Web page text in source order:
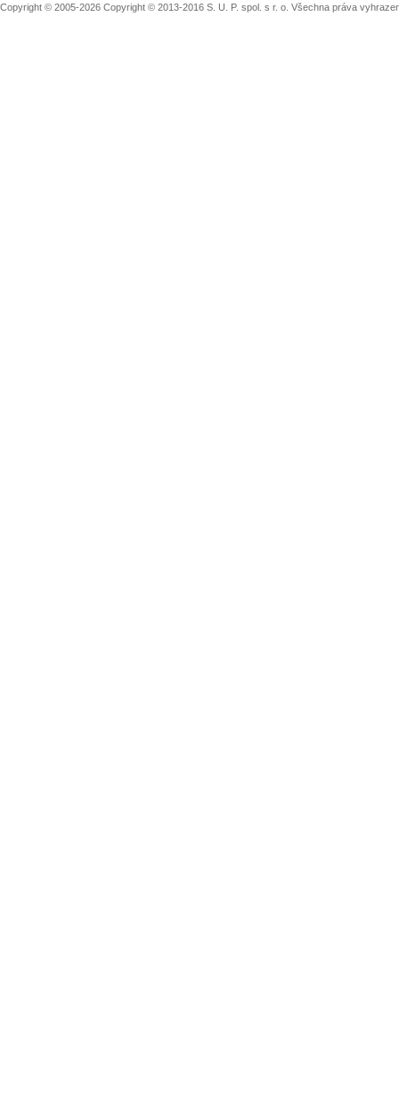
Copyright © 2005-2026 Copyright © 2013-2016 S. U. P. spol. s r. o. Všechna práva